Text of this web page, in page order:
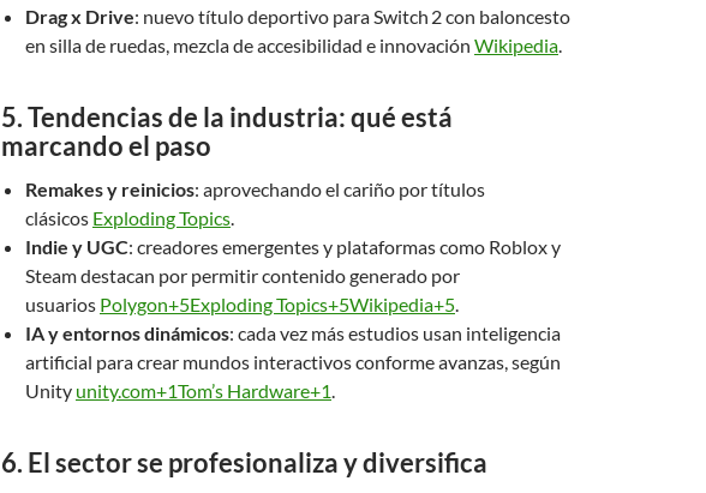
Drag x Drive: nuevo título deportivo para Switch 2 con baloncesto
en silla de ruedas, mezcla de accesibilidad e innovación Wikipedia.
5. Tendencias de la industria: qué está
marcando el paso
Remakes y reinicios: aprovechando el cariño por títulos
clásicos Exploding Topics.
Indie y UGC: creadores emergentes y plataformas como Roblox y
Steam destacan por permitir contenido generado por
usuarios Polygon+5Exploding Topics+5Wikipedia+5.
IA y entornos dinámicos: cada vez más estudios usan inteligencia
artificial para crear mundos interactivos conforme avanzas, según
Unity unity.com+1Tom’s Hardware+1.
6. El sector se profesionaliza y diversifica